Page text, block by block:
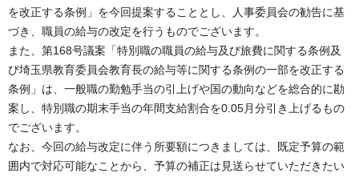
を改正する条例」を今回提案することとし、人事委員会の勧告に基
づき、職員の給与の改定を行うものでございます。
また、第168号議案「特別職の職員の給与及び旅費に関する条例及
び埼玉県教育委員会教育長の給与等に関する条例の一部を改正する
条例」は、一般職の勤勉手当の引上げや国の動向などを総合的に勘
案し、特別職の期末手当の年間支給割合を0.05月分引き上げるもの
でございます。
なお、今回の給与改定に伴う所要額につきましては、既定予算の範
囲内で対応可能なことから、予算の補正は見送らせていただきたい